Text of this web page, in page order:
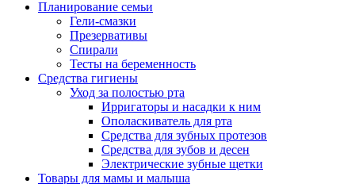
Планирование семьи
Гели-смазки
Презервативы
Спирали
Тесты на беременность
Средства гигиены
Уход за полостью рта
Ирригаторы и насадки к ним
Ополаскиватель для рта
Средства для зубных протезов
Средства для зубов и десен
Электрические зубные щетки
Товары для мамы и малыша